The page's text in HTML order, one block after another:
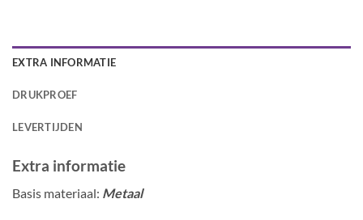
EXTRA INFORMATIE
DRUKPROEF
LEVERTIJDEN
Extra informatie
Basis materiaal: Metaal